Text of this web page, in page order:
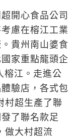
開心食品公司
慮在榕江工業
貴州南山婆食
家重點龍頭企
榕江。走進公
驗店，各式包
村超生產了聯
了聯名款足
做大村超流